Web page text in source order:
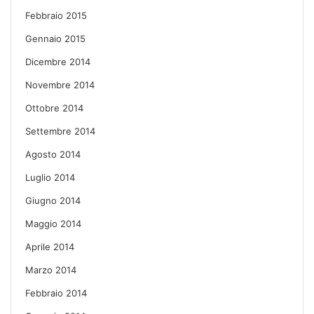
Febbraio 2015
Gennaio 2015
Dicembre 2014
Novembre 2014
Ottobre 2014
Settembre 2014
Agosto 2014
Luglio 2014
Giugno 2014
Maggio 2014
Aprile 2014
Marzo 2014
Febbraio 2014